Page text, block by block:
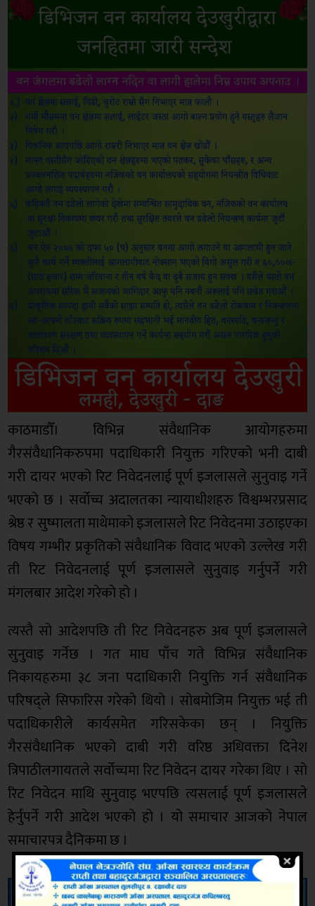
काठमाडौँ। विभिन्न संवैधानिक आयोगहरुमा
गैरसंवैधानिकरुपमा पदाधिकारी नियुक्त गरिएको भनी दाबी
गरी दायर भएको रिट निवेदनलाई पूर्ण इजलासले सुनुवाइ गर्ने
भएको छ । सर्वोच्च अदालतका न्यायाधीशहरु विश्वम्भरप्रसाद
श्रेष्ठ र सुष्मालता माथेमाको इजलासले रिट निवेदनमा उठाइएका
विषय गम्भीर प्रकृतिको संवैधानिक विवाद भएको उल्लेख गरी
ती रिट निवेदनलाई पूर्ण इजलासले सुनुवाइ गर्नुपर्ने गरी
मंगलबार आदेश गरेको हो ।
त्यस्तै सो आदेशपछि ती रिट निवेदनहरु अब पूर्ण इजलासले
सुनुवाइ गर्नेछ । गत माघ पाँच गते विभिन्न संवैधानिक
निकायहरुमा ३८ जना पदाधिकारी नियुक्ति गर्न संवैधानिक
परिषद्ले सिफारिस गरेको थियो । सोबमोजिम नियुक्त भई ती
पदाधिकारीले कार्यसमेत गरिसकेका छन् । नियुक्ति
गैरसंवैधानिक भएको दाबी गरी वरिष्ठ अधिवक्ता दिनेश
त्रिपाठीलगायतले सर्वोच्चमा रिट निवेदन दायर गरेका थिए । सो
रिट निवेदन माथि सुुनुवाइ भएपछि त्यसलाई पूर्ण इजलासले
हेर्नुपर्ने गरी आदेश भएको हो । यो समाचार आजको नेपाल
समाचारपत्र दैनिकमा छ ।